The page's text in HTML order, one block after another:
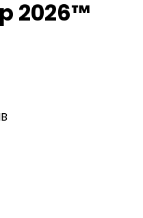
2026™